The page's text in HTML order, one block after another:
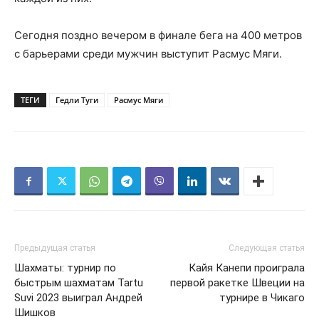
Сегодня поздно вечером в финале бега на 400 метров
с барьерами среди мужчин выступит Расмус Мяги.
ТЕГИ Гедли Туги Расмус Мяги
Предыдущая статья
Шахматы: турнир по
быстрым шахматам Tartu
Suvi 2023 выиграл Андрей
Шишков
Следующая статья
Кайя Канепи проиграла
первой ракетке Швеции на
турнире в Чикаго